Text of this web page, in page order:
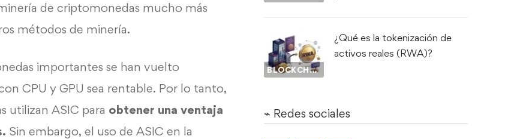
de criptomonedas mucho más
métodos de minería.
importantes se han vuelto
CPU y GPU sea rentable. Por lo tanto,
utilizan ASIC para obtener una ventaja
Sin embargo, el uso de ASIC en la
BLOCKCHAIN
¿Qué es la tokenización de
activos reales (RWA)?
⌁ Redes sociales